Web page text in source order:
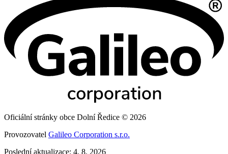
Oficiální stránky obce Dolní Ředice © 2026
Provozovatel Galileo Corporation s.r.o.
Poslední aktualizace: 4. 8. 2026